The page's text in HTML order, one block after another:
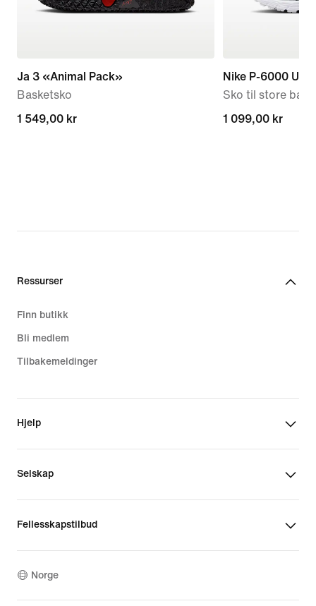
Ja 3 «Animal Pack»
Basketsko
1 549,00 kr
1 549,00 kr
Nike P-6000
Sko til store barn
1 099,00 kr
1 099,00 kr
Ressurser
Finn butikk
Bli medlem
Tilbakemeldinger
Hjelp
Selskap
Fellesskapstilbud
Norge